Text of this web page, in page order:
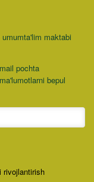
maktabi
pochta
bepul
rivojlantirish